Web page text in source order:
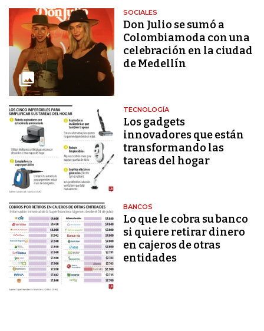
SOCIALES
Don Julio se sumó a
Colombiamoda con una
celebración en la ciudad
de Medellín
TECNOLOGÍA
Los gadgets
innovadores que están
transformando las
tareas del hogar
BANCOS
Lo que le cobra su banco
si quiere retirar dinero
en cajeros de otras
entidades